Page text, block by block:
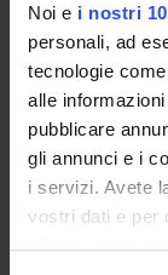
Noi e i nostri
personali, ad
tecnologie
alle
pubblicare
gli annunci e i
i servizi. Avete
vostri dati e per
privacy sono
PHD
TRAINING
Contacts
People
Places
Calendar